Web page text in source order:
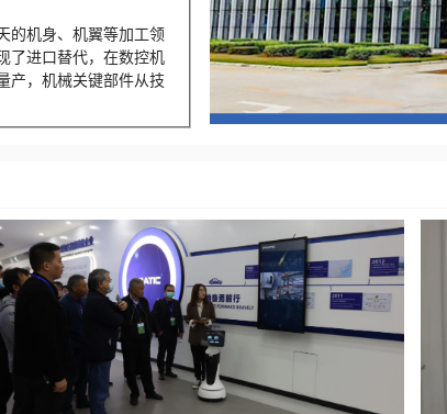
的机身、机翼等加工领
了进口替代，在数控机
产，机械关键部件从技